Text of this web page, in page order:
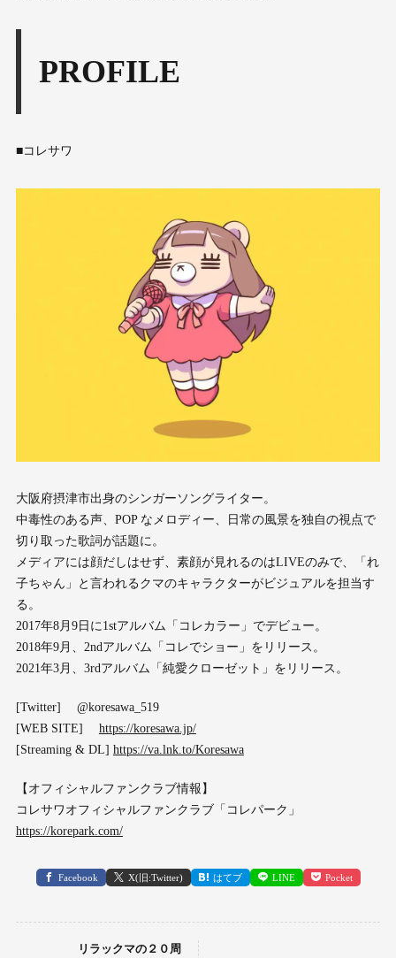
PROFILE
■コレサワ
大阪府摂津市出身のシンガーソングライター。
中毒性のある声、POP なメロディー、日常の風景を独自の視点で
切り取った歌詞が話題に。
メディアには顔だしはせず、素顔が見れるのはLIVEのみで、「れ
子ちゃん」と言われるクマのキャラクターがビジュアルを担当す
る。
2017年8月9日に1stアルバム「コレカラー」でデビュー。
2018年9月、2ndアルバム「コレでショー」をリリース。
2021年3月、3rdアルバム「純愛クローゼット」をリリース。
[Twitter] @koresawa_519
[WEB SITE] https://koresawa.jp/
[Streaming & DL] https://va.lnk.to/Koresawa
【オフィシャルファンクラブ情報】
コレサワオフィシャルファンクラブ「コレパーク」
https://korepark.com/
Facebook X(旧:Twitter) はてブ LINE Pocket
リラックマの２０周